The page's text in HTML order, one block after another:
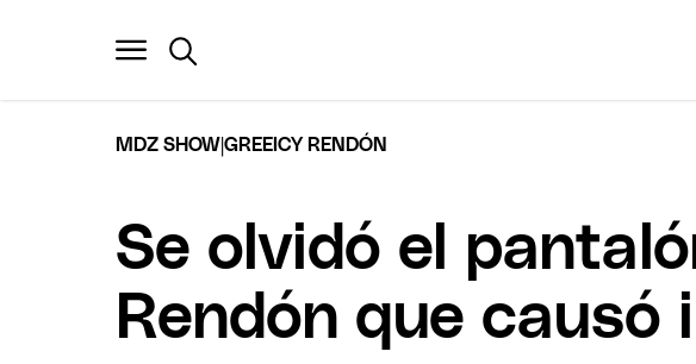
MDZ SHOW|GREEICY RENDÓN
Se olvidó el
Rendón que causó